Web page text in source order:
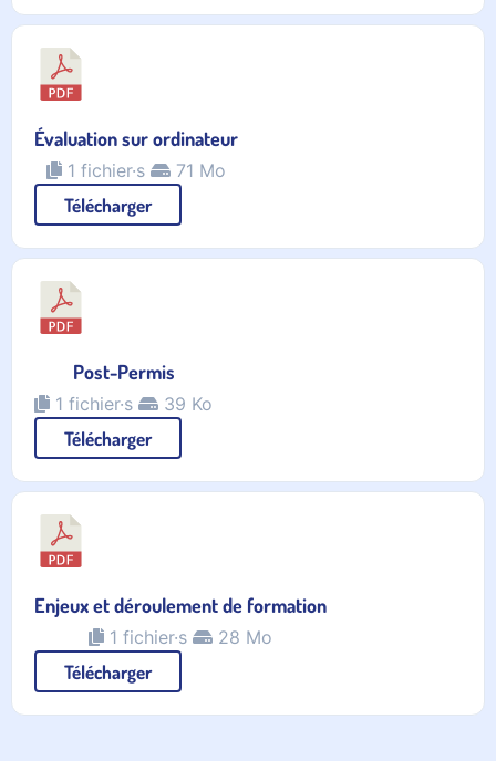
Évaluation sur ordinateur
1 fichier·s 71 Mo
Télécharger
Post-Permis
1 fichier·s 39 Ko
Télécharger
Enjeux et déroulement de formation
1 fichier·s 28 Mo
Télécharger